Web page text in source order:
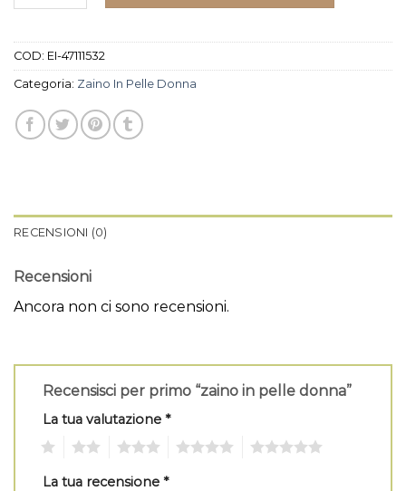
COD: EI-47111532
Categoria: Zaino In Pelle Donna
RECENSIONI (0)
Recensioni
Ancora non ci sono recensioni.
Recensisci per primo “zaino in pelle donna”
La tua valutazione *
La tua recensione *